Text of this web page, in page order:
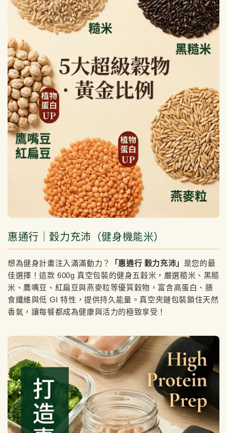
惠通行｜穀力充沛（健身機能米）
想為健身計畫注入滿滿動力？ 「惠通行 穀力充沛」 是您的最
佳選擇！這款 600g 真空包裝的健身五穀米，嚴選糙米、黑糙
米、鷹嘴豆、紅扁豆與燕麥粒等優質穀物，富含高蛋白、膳
食纖維與低 GI 特性，提供持久能量。真空夾鏈包裝鎖住天然
香氣，讓每餐都成為健康與活力的極致享受！